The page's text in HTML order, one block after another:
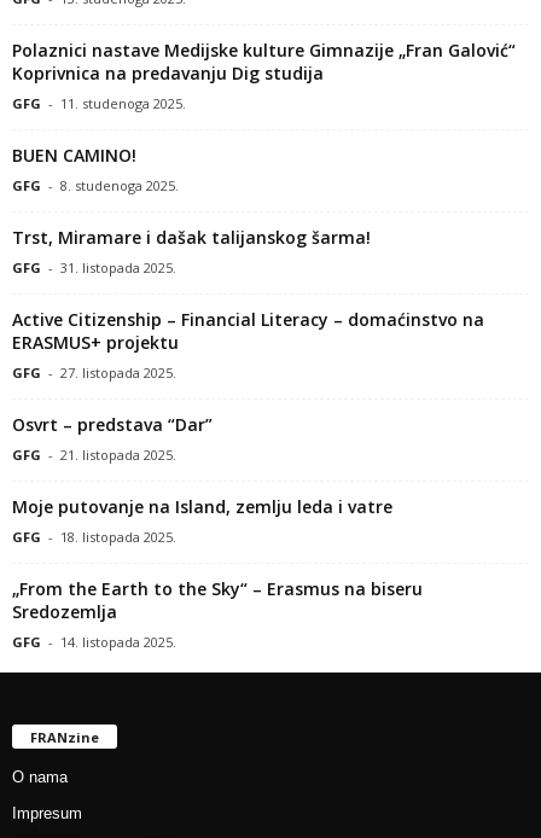
Polaznici nastave Medijske kulture Gimnazije „Fran Galović“
Koprivnica na predavanju Dig studija
GFG - 11. studenoga 2025.
BUEN CAMINO!
GFG - 8. studenoga 2025.
Trst, Miramare i dašak talijanskog šarma!
GFG - 31. listopada 2025.
Active Citizenship – Financial Literacy – domaćinstvo na
ERASMUS+ projektu
GFG - 27. listopada 2025.
Osvrt – predstava “Dar”
GFG - 21. listopada 2025.
Moje putovanje na Island, zemlju leda i vatre
GFG - 18. listopada 2025.
„From the Earth to the Sky“ – Erasmus na biseru
Sredozemlja
GFG - 14. listopada 2025.
FRANzine
O nama
Impresum